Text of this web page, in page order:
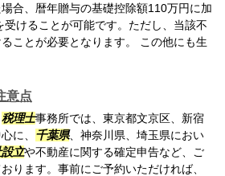
合、暦年贈与の基礎控除額110万円に加
受けることが可能です。ただし、当該不
ことが必要となります。 この他にも生
意点
税理士事務所では、東京都文京区、新宿
に、 千葉県、神奈川県、埼玉県におい
立や不動産に関する確定申告など、ご
ります。事前にご予約いただければ、